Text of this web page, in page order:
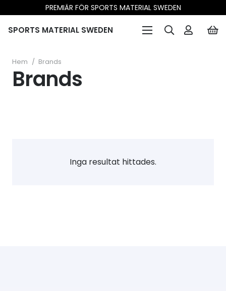
PREMIÄR FÖR SPORTS MATERIAL SWEDEN
SPORTS MATERIAL SWEDEN
Hem / Brands
Brands
Inga resultat hittades.